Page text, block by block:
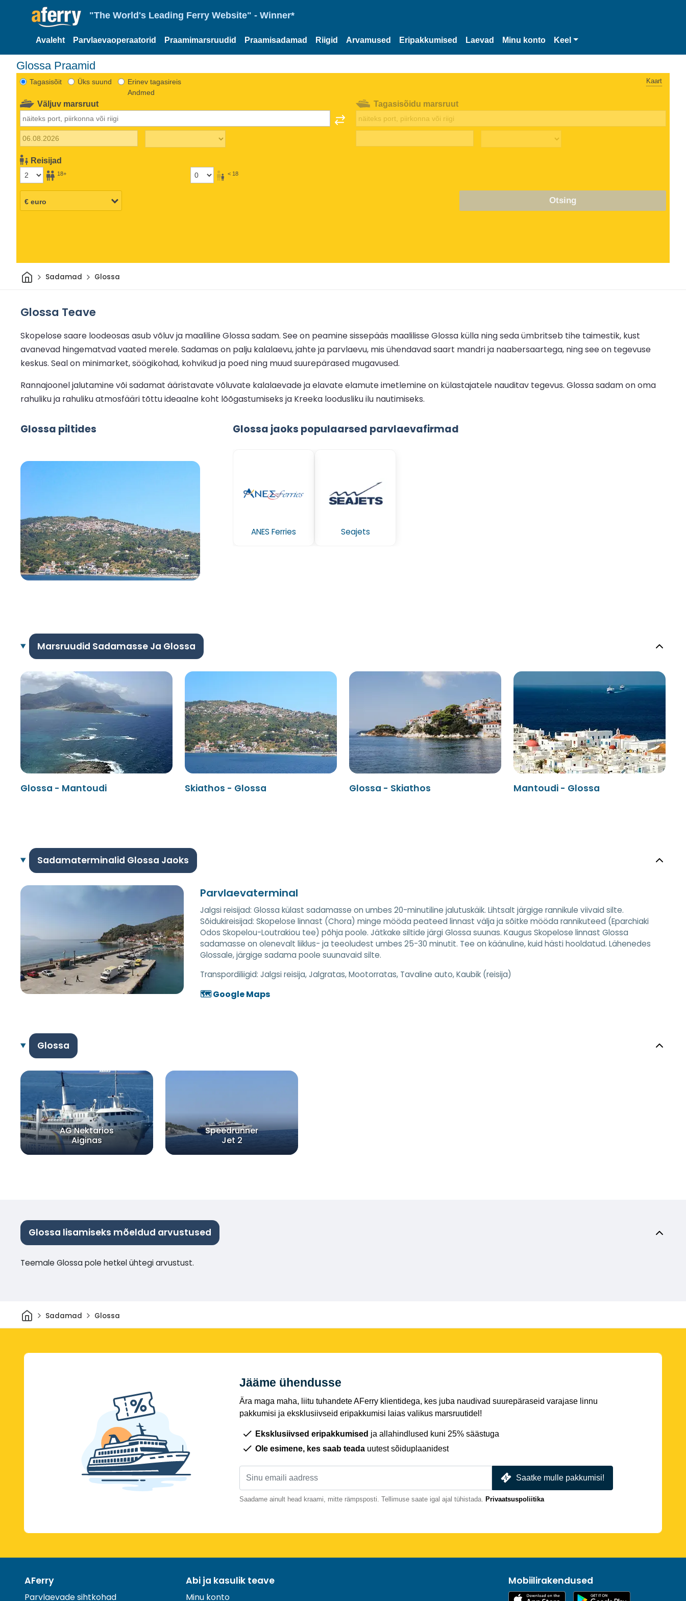
"The World's Leading Ferry Website" - Winner*
Avaleht Parvlaevaoperaatorid Praamimarsruudid Praamisadamad Riigid Arvamused Eripakkumised Laevad Minu konto Keel
Glossa Praamid
Tagasisõit Üks suund
Erinev tagasireis
Andmed
Kaart
Väljuv marsruut
Reisijad
18+ < 18
Tagasisõidu marsruut
Otsing
Avaleht
Sadamad Glossa
Glossa Teave
Skopelose saare loodeosas asub võluv ja maaliline Glossa sadam. See on peamine sissepääs maalilisse Glossa külla ning seda ümbritseb tihe taimestik, kust
avanevad hingematvad vaated merele. Sadamas on palju kalalaevu, jahte ja parvlaevu, mis ühendavad saart mandri ja naabersaartega, ning see on tegevuse
keskus. Seal on minimarket, söögikohad, kohvikud ja poed ning muud suurepärased mugavused.
Rannajoonel jalutamine või sadamat ääristavate võluvate kalalaevade ja elavate elamute imetlemine on külastajatele nauditav tegevus. Glossa sadam on oma
rahuliku ja rahuliku atmosfääri tõttu ideaalne koht lõõgastumiseks ja Kreeka loodusliku ilu nautimiseks.
Glossa piltides Glossa jaoks populaarsed parvlaevafirmad
ANES Ferries Seajets
Marsruudid Sadamasse Ja Glossa
Glossa - Mantoudi Skiathos - Glossa Glossa - Skiathos Mantoudi - Glossa
Sadamaterminalid Glossa Jaoks
Parvlaevaterminal
Jalgsi reisijad: Glossa külast sadamasse on umbes 20-minutiline jalutuskäik. Lihtsalt järgige rannikule viivaid silte.
Sõidukireisijad: Skopelose linnast (Chora) minge mööda peateed linnast välja ja sõitke mööda rannikuteed (Eparchiaki
Odos Skopelou-Loutrakiou tee) põhja poole. Jätkake siltide järgi Glossa suunas. Kaugus Skopelose linnast Glossa
sadamasse on olenevalt liiklus- ja teeoludest umbes 25-30 minutit. Tee on käänuline, kuid hästi hooldatud. Lähenedes
Glossale, järgige sadama poole suunavaid silte.
Transpordiliigid: Jalgsi reisija, Jalgratas, Mootorratas, Tavaline auto, Kaubik (reisija)
🗺️ Google Maps
Glossa
AG Nektarios
Aiginas
Speedrunner
Jet 2
Glossa lisamiseks mõeldud arvustused
Teemale Glossa pole hetkel ühtegi arvustust.
Avaleht
Sadamad Glossa
Jääme ühendusse
Ära maga maha, liitu tuhandete AFerry klientidega, kes juba naudivad suurepäraseid varajase linnu
pakkumisi ja eksklusiivseid eripakkumisi laias valikus marsruutidel!
Eksklusiivsed eripakkumised ja allahindlused kuni 25% säästuga
Ole esimene, kes saab teada uutest sõiduplaanidest
Saatke mulle pakkumisi!
Saadame ainult head kraami, mitte rämpsposti. Tellimuse saate igal ajal tühistada. Privaatsuspoliitika
AFerry
Parvlaevade sihtkohad
Abi ja kasulik teave
Minu konto
Mobiilirakendused